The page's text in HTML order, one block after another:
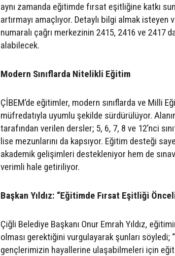
aynı zamanda eğitimde fırsat eşitliğine katkı
artırmayı amaçlıyor. Detaylı bilgi almak isteyen
numaralı çağrı merkezinin 2415, 2416 ve 2417
alabilecek.
Modern Sınıflarda Nitelikli Eğitim
ÇİBEM’de eğitimler, modern sınıflarda ve Milli
müfredatıyla uyumlu şekilde sürdürülüyor.
tarafından verilen dersler; 5, 6, 7, 8 ve 12’nci
lise mezunlarını da kapsıyor. Eğitim desteği
akademik gelişimleri destekleniyor hem de
verimli hale getiriliyor.
Başkan Yıldız: “Eğitimde Fırsat Eşitliği
Çiğli Belediye Başkanı Onur Emrah Yıldız,
olması gerektiğini vurgulayarak şunları söyledi;
gençlerimizin hayallerine ulaşabilmeleri için